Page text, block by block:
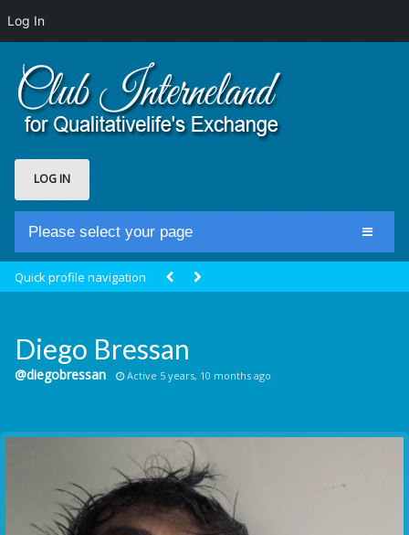
Log In
LOG IN
Please select your page
Groups
Communication Point
Meeting Point
The Yacht Club
Quick profile navigation
Diego Bressan
@diegobressan Active 5 years, 10 months ago